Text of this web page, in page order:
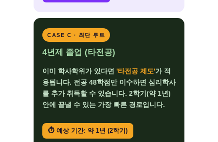
CASE C · 최단 루트
4년제 졸업 (타전공)
이미 학사학위가 있다면 '타전공 제도'가 적
용됩니다. 전공 48학점만 이수하면 심리학사
를 추가 취득할 수 있습니다. 2학기(약 1년)
안에 끝낼 수 있는 가장 빠른 경로입니다.
⏱ 예상 기간: 약 1년 (2학기)